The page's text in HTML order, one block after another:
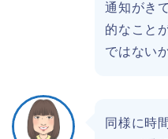
通知がき
的なこと
ではない
同様に時